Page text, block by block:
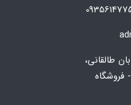
طالقانی،
فروشگاه